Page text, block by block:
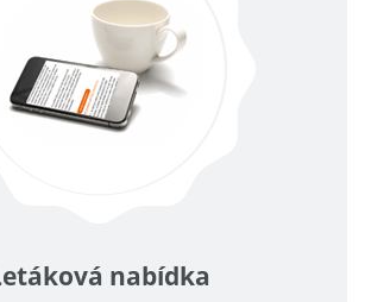
nabídka